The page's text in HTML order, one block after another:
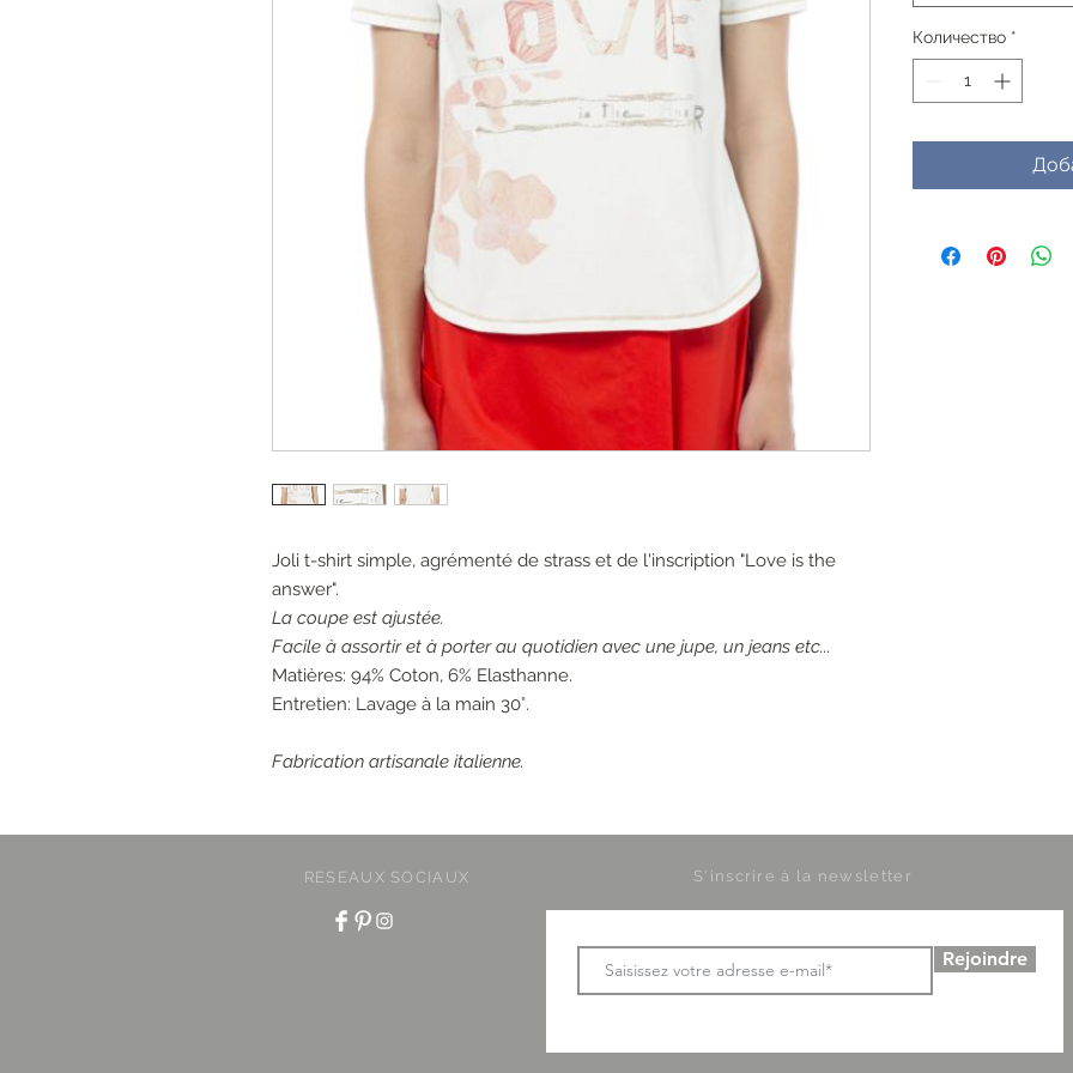
Joli t-shirt simple, agrémenté de strass et de l'inscription "Love is the
answer".
La coupe est ajustée.
Facile à assortir et à porter au quotidien avec une jupe, un jeans etc...
Matières: 94% Coton, 6% Elasthanne.
Entretien: Lavage à la main 30°.
Fabrication artisanale italienne.
Количество *
RESEAUX SOCIAUX S'inscrire à la newsletter
Rejoindre